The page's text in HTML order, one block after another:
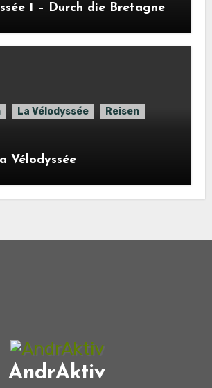
1 – Durch die Bretagne
La Vélodyssée
Reisen
Vélodyssée
AndrAktiv